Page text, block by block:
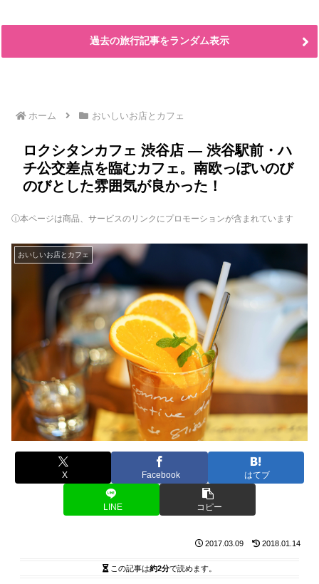
過去の旅行記事をランダム表示
ホーム おいしいお店とカフェ
ロクシタンカフェ 渋谷店 ― 渋谷駅前・ハ
チ公交差点を臨むカフェ。南欧っぽいのび
のびとした雰囲気が良かった！
ⓘ本ページは商品、サービスのリンクにプロモーションが含まれています
おいしいお店とカフェ
X Facebook はてブ
LINE コピー
2017.03.09 2018.01.14
この記事は約2分で読めます。